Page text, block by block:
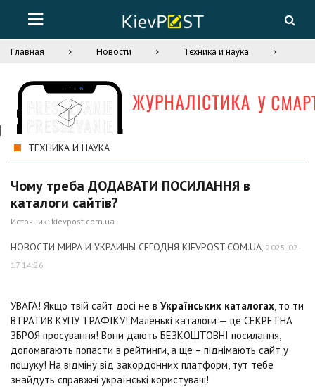
Главная Новости Техника и наука
ТЕХНИКА И НАУКА
Чому треба ДОДАВАТИ ПОСИЛАННЯ в
каталоги сайтів?
Источник: kievpost.com.ua
НОВОСТИ МИРА И УКРАИНЫ СЕГОДНЯ KIEVPOST.COM.UA, 2025-02-
17 14:26
УВАГА! Якщо твій сайт досі не в Українських каталогах, то ти
ВТРАТИВ КУПУ ТРАФІКУ! Маленькі каталоги — це СЕКРЕТНА
ЗБРОЯ просування! Вони дають БЕЗКОШТОВНІ посилання,
допомагають попасти в рейтинги, а ще – піднімають сайт у
пошуку! На відміну від закордонних платформ, тут тебе
знайдуть справжні українські користувачі!